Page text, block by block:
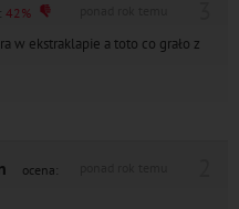
42%
w ekstraklapie a toto co grało z
ocena: